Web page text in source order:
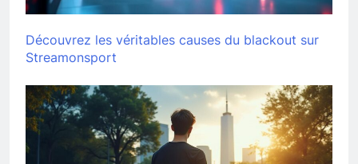
Découvrez les véritables causes du blackout sur
Streamonsport